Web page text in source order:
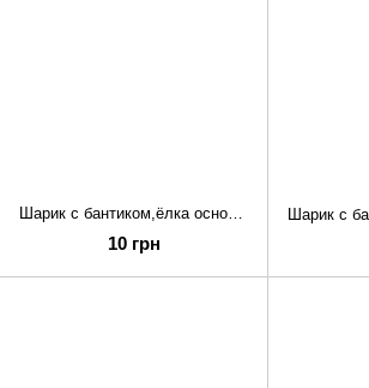
Шарик с бантиком,ёлка основа. (Шарик с бантиком,ёлка основа.)
10 грн